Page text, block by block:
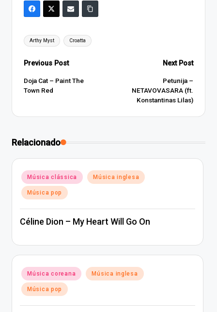
Tags:
Arthy Myst Croatta
Post
navigation
Previous Post
Doja Cat – Paint The
Town Red
Next Post
Petunija –
NETAVOVASARA (ft.
Konstantinas Lilas)
Relacionado
Posted
in
Música clássica Música inglesa
Música pop
Céline Dion – My Heart Will Go On
Posted
in
Música coreana Música inglesa
Música pop